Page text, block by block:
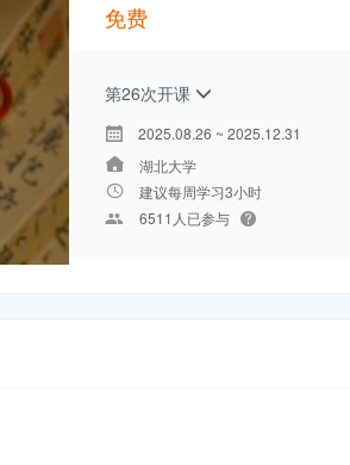
免费
第26次开课
2025.08.26 ~ 2025.12.31
湖北大学
建议每周学习3小时
6511人已参与